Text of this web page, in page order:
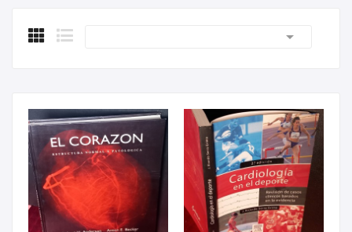
